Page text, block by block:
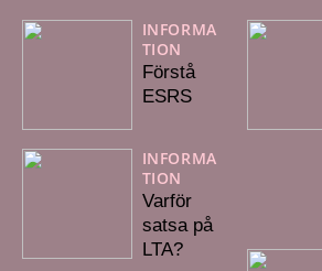
INFORMA
TION
Förstå
ESRS
INFORMA
TION
Varför
satsa på
LTA?